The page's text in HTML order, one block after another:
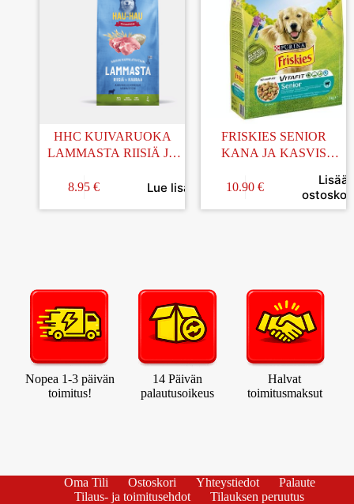
HHC KUIVARUOKA
LAMMASTA RIISIÄ JA
KOIRILLE 2KG
8.95 € Lue lisää
FRISKIES SENIOR
KANA JA KASVIS
10.90 €
Lisää
Nopea 1-3 päivän
toimitus!
14 Päivän
palautusoikeus
Halvat
toimitusmaksut
Oma Tili Ostoskori Yhteystiedot
Palaute
Tilaus- ja toimitusehdot
Tilauksen peruutus